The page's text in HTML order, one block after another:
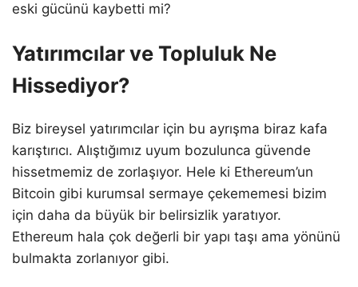
eski gücünü kaybetti mi?
Yatırımcılar ve Topluluk Ne
Hissediyor?
Biz bireysel yatırımcılar için bu ayrışma biraz kafa
karıştırıcı. Alıştığımız uyum bozulunca güvende
hissetmemiz de zorlaşıyor. Hele ki Ethereum’un
Bitcoin gibi kurumsal sermaye çekememesi bizim
için daha da büyük bir belirsizlik yaratıyor.
Ethereum hala çok değerli bir yapı taşı ama yönünü
bulmakta zorlanıyor gibi.